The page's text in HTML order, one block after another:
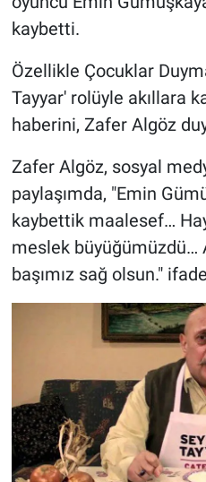
kaybetti.
Özellikle Çocuklar
Tayyar' rolüyle akıllara
haberini, Zafer Algöz
Zafer Algöz, sosyal
paylaşımda, "Emin
kaybettik maalesef…
meslek büyüğümüzdü…
başımız sağ olsun."
Günün görüntüsü
Haber
İlan
Kimdir
Koronavirüs
Kültür Sanat
Nedir
Popüler